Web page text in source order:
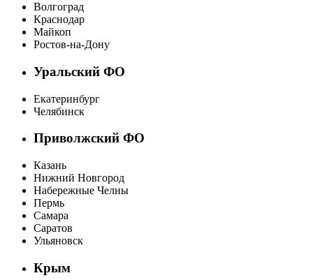
Волгоград
Краснодар
Майкоп
Ростов-на-Дону
Уральский ФО
Екатеринбург
Челябинск
Приволжский ФО
Казань
Нижний Новгород
Набережные Челны
Пермь
Самара
Саратов
Ульяновск
Крым